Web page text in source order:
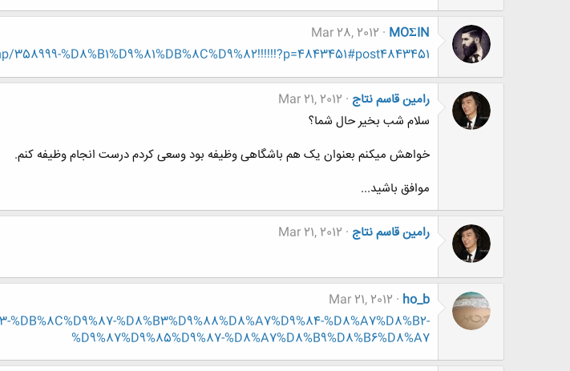
MOΣIN
Mar 28, 2012
%D8%B1%D9%81%DB%8C%D9%82!!!!!!?p=4843451#post4843451
رامین قاسم نتاج Mar 21, 2012
سلام شب بخیر حال شما؟
خواهش میکنم بعنوان یک هم باشگاهی وظیفه بود وسعی کردم درست انجام وظیفه کنم.
موافق باشید...
رامین قاسم نتاج Mar 21, 2012
ho_b
Mar 21, 2012
%D8%B3%D9%88%D8%A7%D9%84-%D8%A7%D8%B2-
%D9%87%D9%85%D9%87-%D8%A7%D8%B9%D8%B6%D8%A7